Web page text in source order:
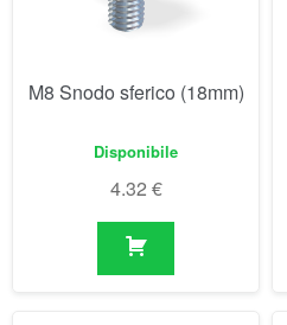
M8 Snodo sferico (18mm)
Disponibile
4.32 €